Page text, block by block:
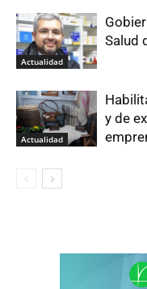
Actualidad
Salud
Actualidad
y de